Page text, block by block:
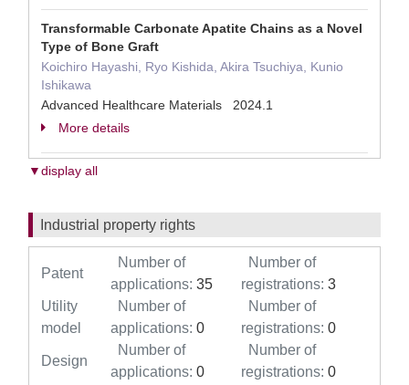
Transformable Carbonate Apatite Chains as a Novel
Type of Bone Graft
Koichiro Hayashi, Ryo Kishida, Akira Tsuchiya, Kunio
Ishikawa
Advanced Healthcare Materials 2024.1
More details
▼display all
Industrial property rights
Patent
Number of
applications: 35
Number of
registrations: 3
Utility
model
Number of
applications: 0
Number of
registrations: 0
Design
Number of
applications: 0
Number of
registrations: 0